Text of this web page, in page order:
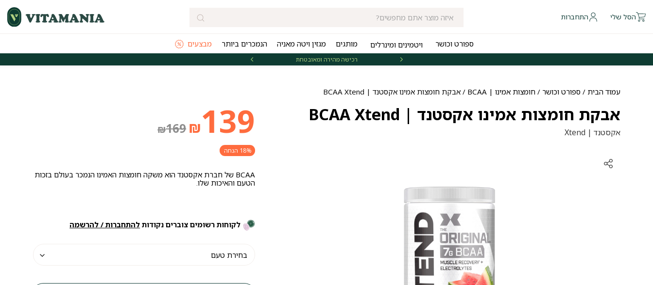
הסל שלי התחברות
ספורט וכושר ויטמינים ומינרלים מותגים מגזין ויטה מאניה הנמכרים ביותר מבצעים
רכישה מהירה ומאובטחת
עמוד הבית / ספורט וכושר / חומצות אמינו | BCAA / אבקת חומצות אמינו אקסטנד | BCAA Xtend
אבקת חומצות אמינו אקסטנד | BCAA Xtend
אקסטנד | Xtend ₪169
המחיר
המקורי
היה:
₪169.
₪139
המחיר
הנוכחי
הוא:
₪139.
18% הנחה
BCAA של חברת אקסטנד הוא משקה חומצות האמינו הנמכר בעולם בזכות
הטעם והאיכות שלו.
לקוחות רשומים צוברים נקודות להתחברות / להרשמה